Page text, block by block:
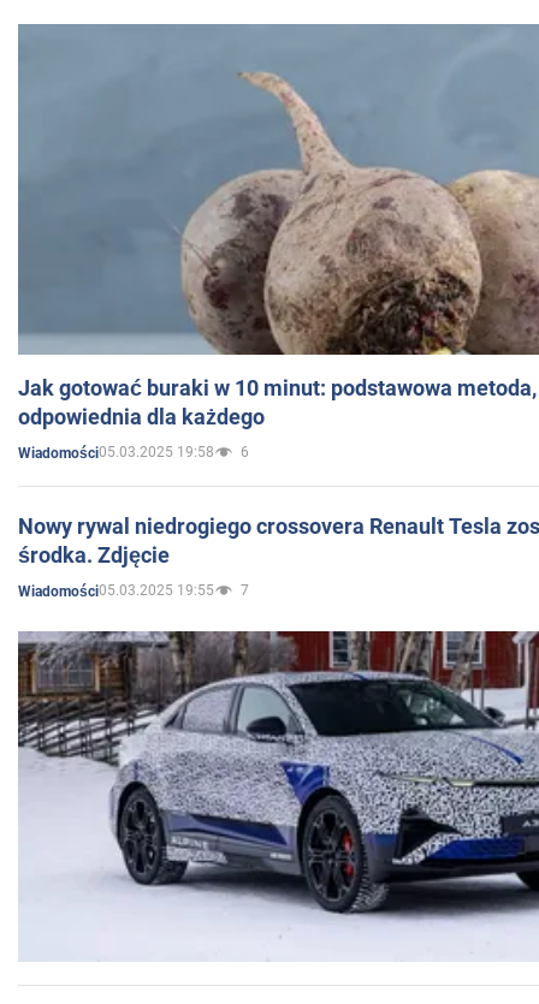
Jak gotować buraki w 10 minut: podstawowa
odpowiednia dla każdego
Wiadomości05.03.2025 19:58 6
Nowy rywal niedrogiego crossovera Renault Tesla
środka. Zdjęcie
Wiadomości05.03.2025 19:55 7